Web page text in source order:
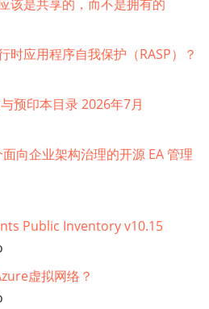
该是共享的，而不是拥有的
时应用程序自我保护（RASP）？
印本目录 2026年7月
向企业架构治理的开源 EA 管理
Public Inventory v10.15
虚拟网络？